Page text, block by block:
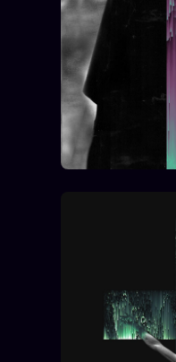
PRATIQUE + LÉGAL
Archive complète
Récents
À la une
Business